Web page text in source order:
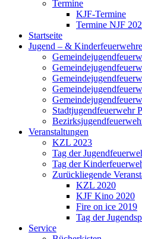
Termine
KJF-Termine
Termine NJF
Startseite
Jugend – &
Stadtjugendfeuerwehr
Veranstaltungen
KZL 2023
Tag der
Tag der
Zurückliegende
KZL 2020
KJF Kino 2020
Fire on ice 2019
Tag der
Service